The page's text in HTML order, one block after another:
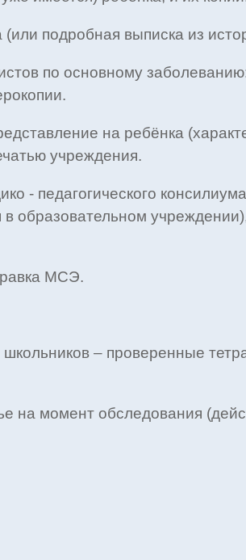
подробная выписка из
по основному
на ребёнка
учреждения.
- педагогического
образовательном
МСЭ.
– проверенные
на момент обследования